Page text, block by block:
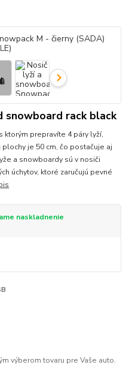
snowboard rack black
ktorým prepravíte 4 páry lyží,
je 50 cm, čo postačuje aj
a snowboardy sú v nosiči
úchytov, ktoré zaručujú pevné
naskladnenie
výberom tovaru pre Vaše auto.